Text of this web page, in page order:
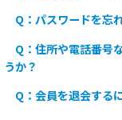
Q：パスワードを忘
Q：住所や電話番号
うか？
Q：会員を退会する